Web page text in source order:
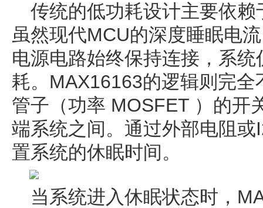
传统的低功耗设计主要依
虽然现代MCU的深度睡眠电
电源电路始终保持连接，系
耗。MAX16163的逻辑则完
管子（功率 MOSFET ）的开
端系统之间。通过外部电阻
置系统的休眠时间。
当系统进入休眠状态时，